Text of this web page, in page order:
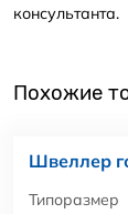
консультанта.
Похожие
Швеллер
Типоразмер